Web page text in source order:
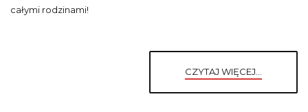
całymi rodzinami!
CZYTAJ WIĘCEJ...